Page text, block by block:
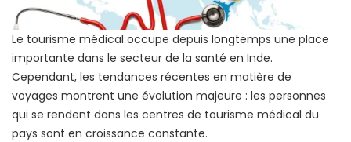
Le tourisme médical occupe depuis longtemps une place
importante dans le secteur de la santé en Inde.
Cependant, les tendances récentes en matière de
voyages montrent une évolution majeure : les personnes
qui se rendent dans les centres de tourisme médical du
pays sont en croissance constante.